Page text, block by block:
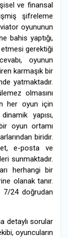
ve finansal
şifreleme
oyununun
bahis yaptığı,
gerektiği
oyunun
karmaşık bir
yatmaktadır.
olmasını
her oyun için
yapısı,
oyun ortamı
biridir.
e-posta ve
sunmaktadır.
herhangi bir
olanak tanır.
7/24 doğrudan
detaylı sorular
oyuncuların